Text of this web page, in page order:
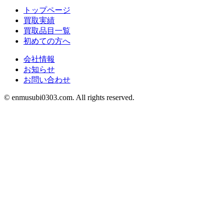
トップページ
買取実績
買取品目一覧
初めての方へ
会社情報
お知らせ
お問い合わせ
©︎ enmusubi0303.com. All rights reserved.